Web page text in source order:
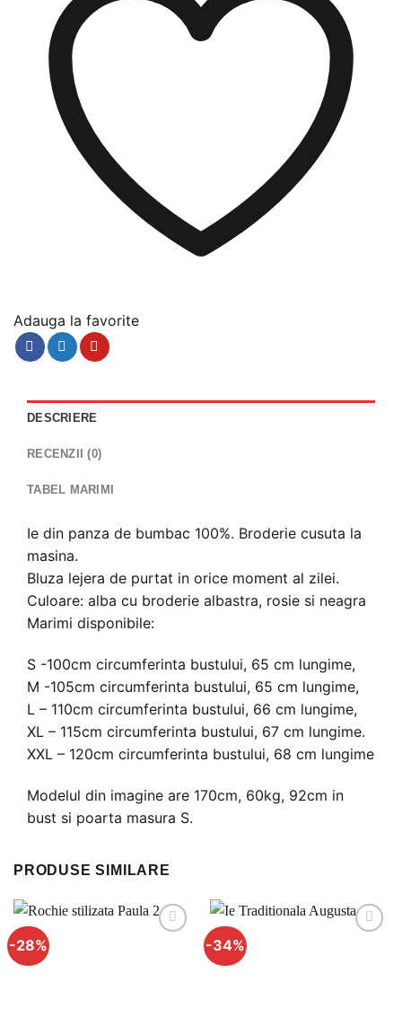
Adauga la favorite
DESCRIERE
RECENZII (0)
TABEL MARIMI
Ie din panza de bumbac 100%. Broderie cusuta la
masina.
Bluza lejera de purtat in orice moment al zilei.
Culoare: alba cu broderie albastra, rosie si neagra
Marimi disponibile:
S -100cm circumferinta bustului, 65 cm lungime,
M -105cm circumferinta bustului, 65 cm lungime,
L – 110cm circumferinta bustului, 66 cm lungime,
XL – 115cm circumferinta bustului, 67 cm lungime.
XXL – 120cm circumferinta bustului, 68 cm lungime
Modelul din imagine are 170cm, 60kg, 92cm in
bust si poarta masura S.
PRODUSE SIMILARE
-28% -34%